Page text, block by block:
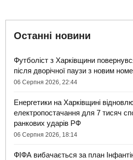
Останні новини
Футболіст з Харківщини
після дворічної паузи з новим
06 Серпня 2026, 22:44
Енергетики на Харківщині
електропостачання для 7 тисяч
ранкових ударів РФ
06 Серпня 2026, 18:14
ФІФА вибачається за план